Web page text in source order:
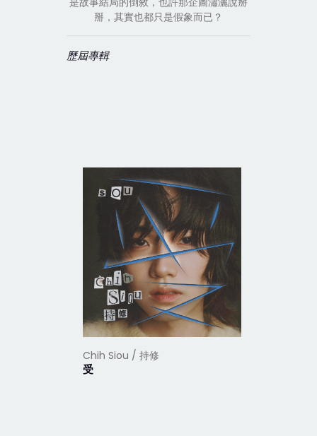
掰，其實也都只是假象而已？
歷屆專輯
Chih Siou / 持修
受